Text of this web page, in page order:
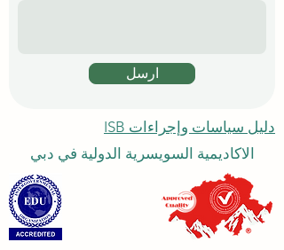
ارسل
دليل سياسات وإجراءات ISB
الاكاديمية السويسرية الدولية في دبي